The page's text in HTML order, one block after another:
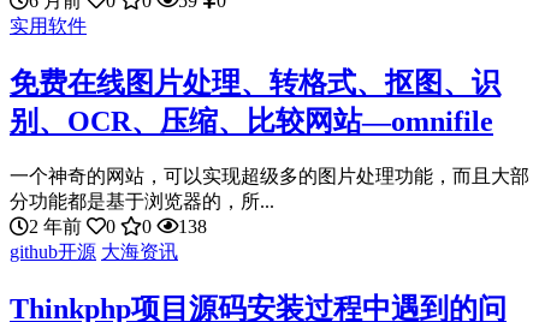
实用软件
免费在线图片处理、转格式、抠图、识
别、OCR、压缩、比较网站—omnifile
一个神奇的网站，可以实现超级多的图片处理功能，而且大部
分功能都是基于浏览器的，所...
2 年前
0 0
138
github开源 大海资讯
Thinkphp项目源码安装过程中遇到的问